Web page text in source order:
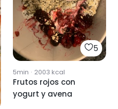
5
5min · 2003 kcal
Frutos rojos con
yogurt y avena